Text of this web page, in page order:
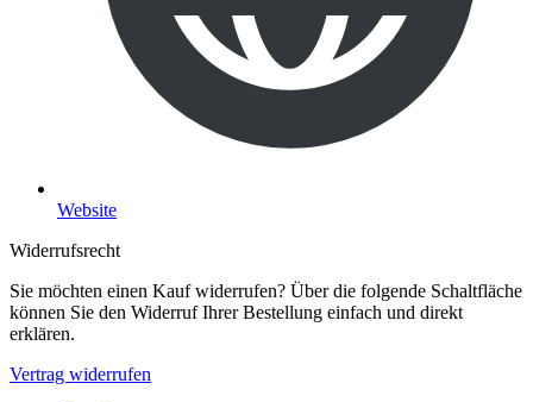
Website
Widerrufsrecht
Sie möchten einen Kauf widerrufen? Über die folgende Schaltfläche
können Sie den Widerruf Ihrer Bestellung einfach und direkt
erklären.
Vertrag widerrufen